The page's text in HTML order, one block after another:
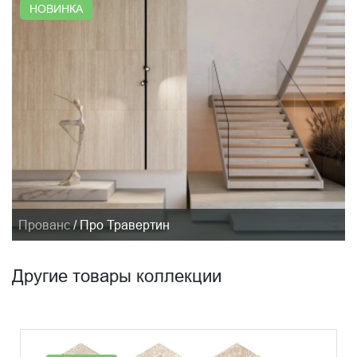
НОВИНКА
Прованс / Про Травертин
Другие товары коллекции